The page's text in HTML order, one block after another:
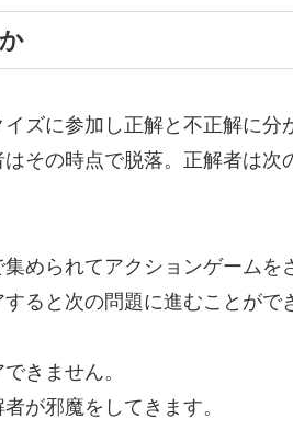
ズに参加し正解と不正解に分
その時点で脱落。正解者は次
められてアクションゲームを
ると次の問題に進むことがで
きません。
が邪魔をしてきます。